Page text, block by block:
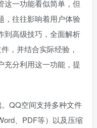
这一功能看似简单，但
，往往影响着用户体验
到高级技巧，全面解析
，并结合实际经验，
充分利用这一功能，提
QQ空间支持多种文件
、PDF等）以及压缩